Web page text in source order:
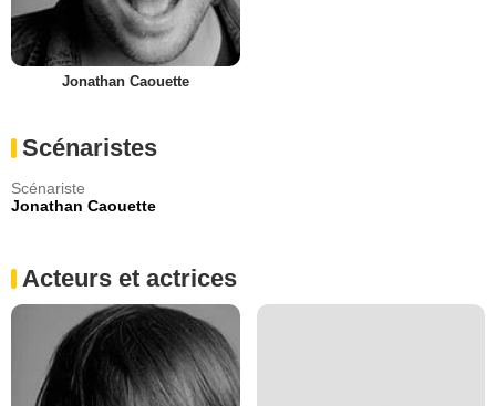
Jonathan Caouette
Scénaristes
Scénariste
Jonathan Caouette
Acteurs et actrices